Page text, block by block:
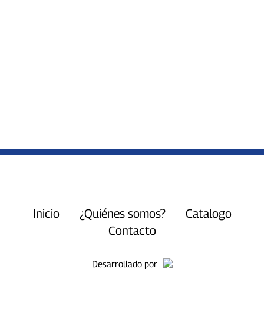
Inicio ¿Quiénes somos?
Catalogo
Contacto
Desarrollado por